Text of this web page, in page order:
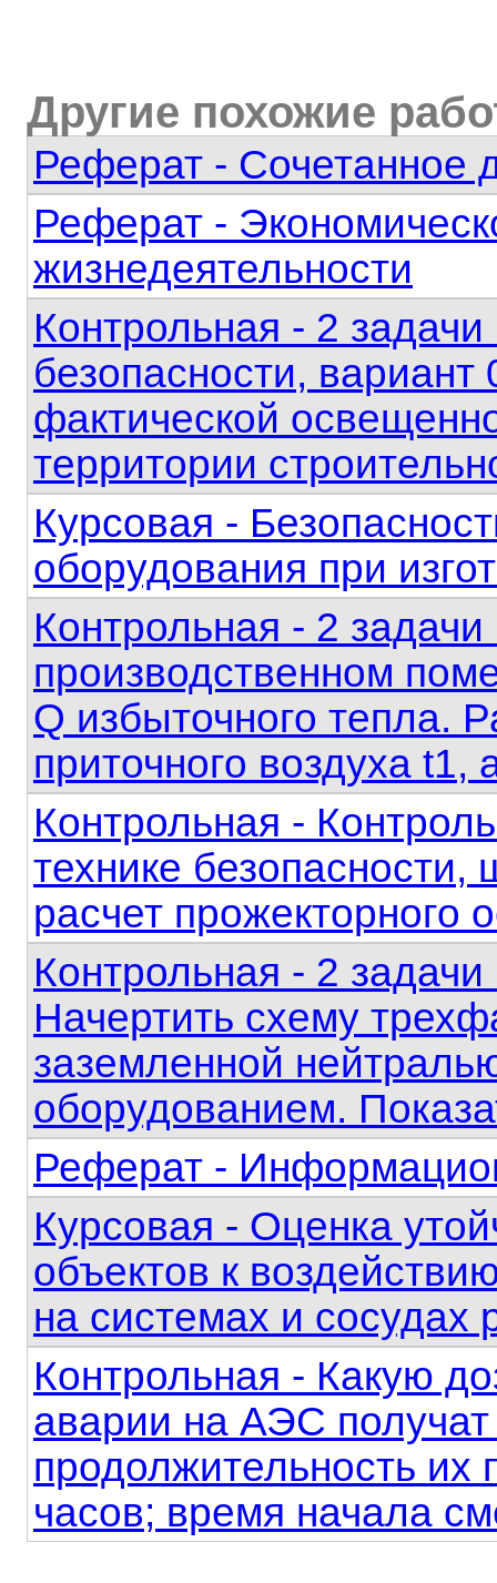
Другие похожие
Реферат - Сочетанное
Реферат -
жизнедеятельности
Контрольная - 2
безопасности,
фактической
территории
Курсовая -
оборудования при
Контрольная - 2
производственном
Q избыточного тепла.
приточного воздуха t1,
Контрольная -
технике
расчет прожекторного
Контрольная - 2
Начертить схему
заземленной
оборудованием.
Реферат -
Курсовая - Оценка
объектов к
на системах и
Контрольная - Какую
аварии на АЭС
продолжительность их
часов; время начала